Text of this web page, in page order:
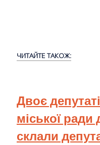
ЧИТАЙТЕ ТАКОЖ:
Двоє
міської
склали